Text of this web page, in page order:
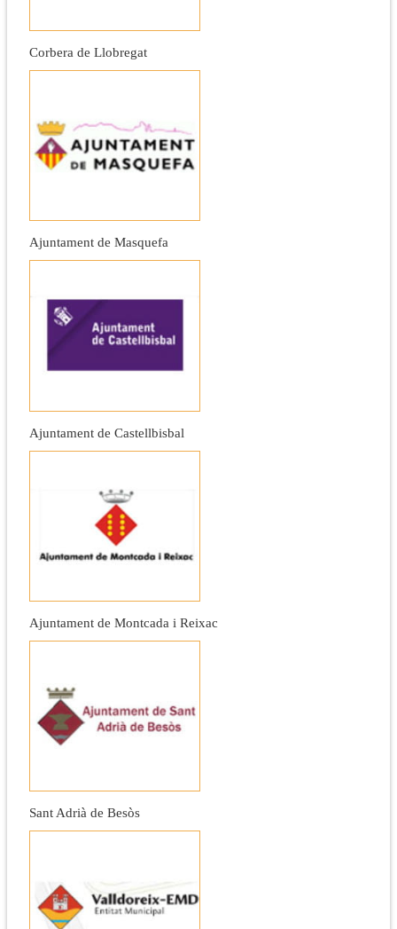
Corbera de Llobregat
Ajuntament de Masquefa
Ajuntament de Castellbisbal
Ajuntament de Montcada i Reixac
Sant Adrià de Besòs